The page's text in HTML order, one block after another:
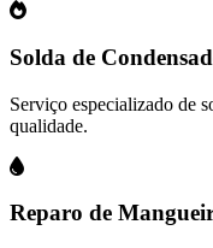
Solda de
Serviço especializado de
qualidade.
Reparo de